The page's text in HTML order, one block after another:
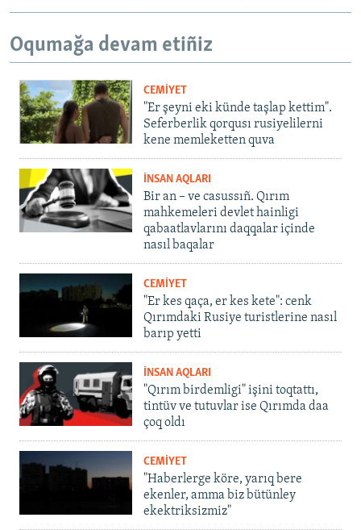
Oqumağa devam etiñiz
CEMİYET
"Er şeyni eki künde taşlap kettim".
Seferberlik qorqusı rusiyelilerni
kene memleketten quva
İNSAN AQLARI
Bir an – ve casussıñ. Qırım
mahkemeleri devlet hainligi
qabaatlavlarını daqqalar içinde
nasıl baqalar
CEMİYET
"Er kes qaça, er kes kete": cenk
Qırımdaki Rusiye turistlerine nasıl
barıp yetti
İNSAN AQLARI
"Qırım birdemligi" işini toqtattı,
tintüv ve tutuvlar ise Qırımda daa
çoq oldı
CEMİYET
"Haberlerge köre, yarıq bere
ekenler, amma biz bütünley
ekektriksizmiz"